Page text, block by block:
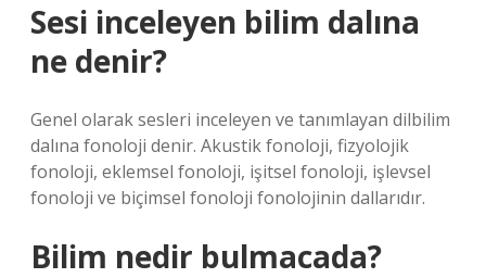
Sesi inceleyen bilim dalına
ne denir?
Genel olarak sesleri inceleyen ve tanımlayan dilbilim
dalına fonoloji denir. Akustik fonoloji, fizyolojik
fonoloji, eklemsel fonoloji, işitsel fonoloji, işlevsel
fonoloji ve biçimsel fonoloji fonolojinin dallarıdır.
Bilim nedir bulmacada?